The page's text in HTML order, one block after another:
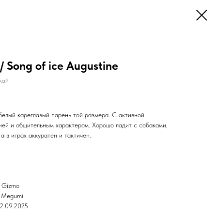
Song of ice Augustine
кареглазый парень той размера. С активной
и общительным характером. Хорошо ладит с собаками,
в играх аккуратен и тактичен.